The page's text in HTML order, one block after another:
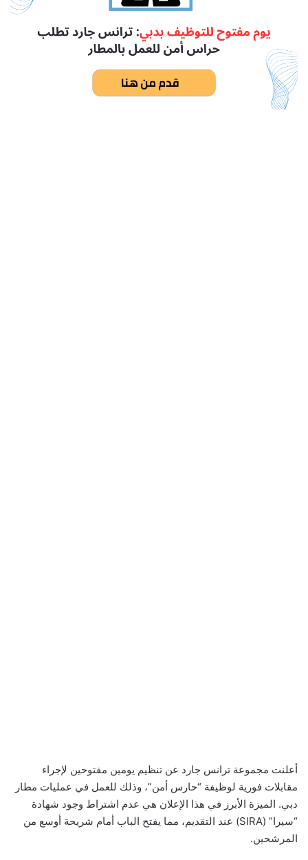
أعلنت مجموعة ترانس جارد عن تنظيم يومين مفتوحين لإجراء
مقابلات فورية لوظيفة “حارس أمن”، وذلك للعمل في عمليات مطار
دبي. الميزة الأبرز في هذا الإعلان هي عدم اشتراط وجود شهادة
“سيرا” (SIRA) عند التقديم، مما يفتح الباب أمام شريحة أوسع من
المرشحين.